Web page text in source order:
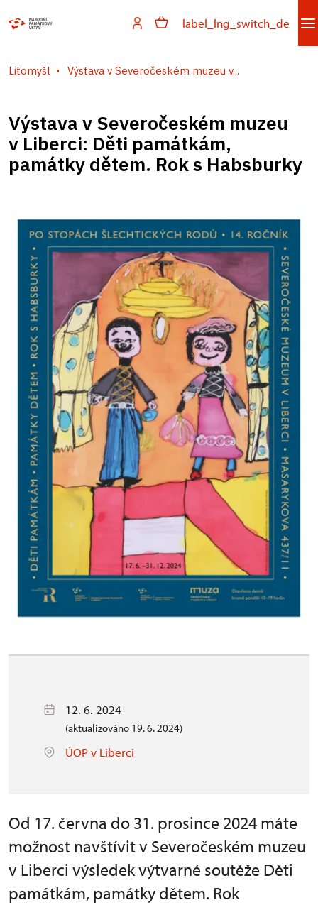
label_lng_switch_de
Litomyšl Výstava v Severočeském muzeu v...
Výstava v Severočeském muzeu
v Liberci: Děti památkám,
památky dětem. Rok s Habsburky
12. 6. 2024
(aktualizováno 19. 6. 2024)
ÚOP v Liberci
Od 17. června do 31. prosince 2024 máte
možnost navštívit v Severočeském muzeu
v Liberci výsledek výtvarné soutěže Děti
památkám, památky dětem. Rok